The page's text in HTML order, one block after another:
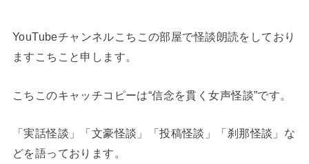
YouTubeチャンネルこちこの部屋で怪談朗読をしており
ますこちこと申します。
こちこのキャッチコピーは“信念を貫く女声怪談”です。
「実話怪談」「文豪怪談」「投稿怪談」「刹那怪談」な
どを語っております。